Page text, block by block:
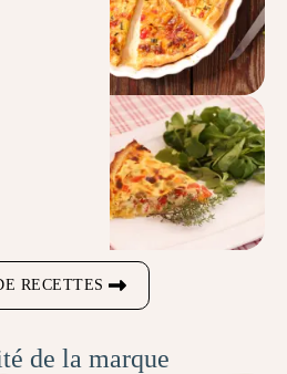
RECETTES
de la marque